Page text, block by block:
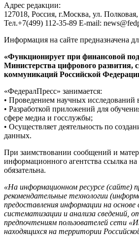
Адрес редакции:
127018, Россия, г.Москва, ул.
Тел.+7(499) 112-35-89 E-mail:
Информация на сайте предназначена
«Функционирует при финансовой
Министерства цифрового развития,
коммуникаций Российской
«ФедералПресс» занимается:
• Проведением научных исследований
• Разработкой приложений для
сфере медиа и госслужбы;
• Осуществляет деятельность по
данных.
При заимствовании сообщений и
информационного агентства ссылка
обязательна.
«На информационном ресурсе (сайте)
рекомендательные технологии
предоставления информации на основе
систематизации и анализа сведений,
предпочтениям пользователей сети
находящихся на территории